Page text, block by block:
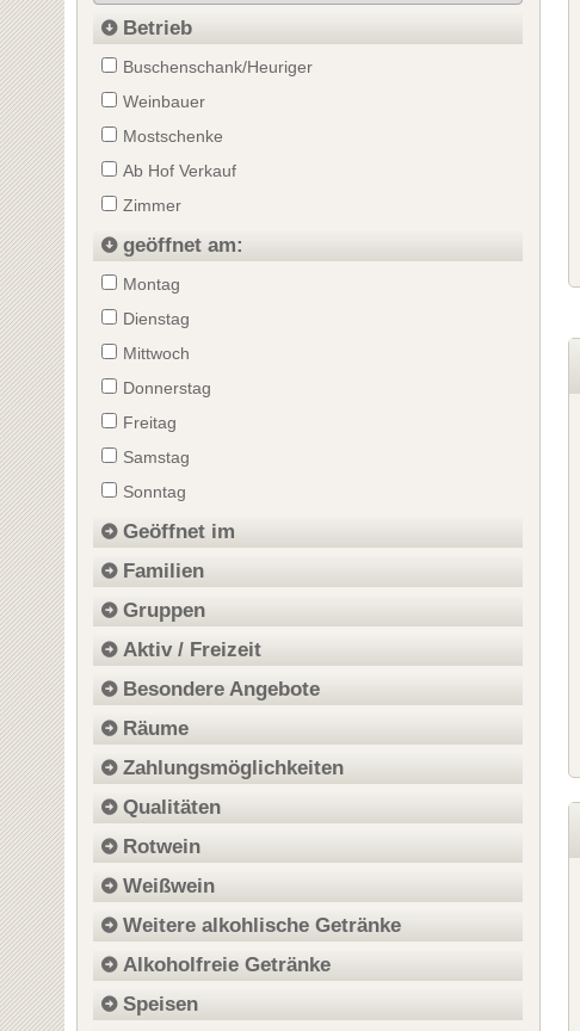
Betrieb
Buschenschank/Heuriger
Weinbauer
Mostschenke
Ab Hof Verkauf
Zimmer
geöffnet am:
Montag
Dienstag
Mittwoch
Donnerstag
Freitag
Samstag
Sonntag
Geöffnet im
Familien
Gruppen
Aktiv / Freizeit
Besondere Angebote
Räume
Zahlungsmöglichkeiten
Qualitäten
Rotwein
Weißwein
Weitere alkohlische Getränke
Alkoholfreie Getränke
Speisen